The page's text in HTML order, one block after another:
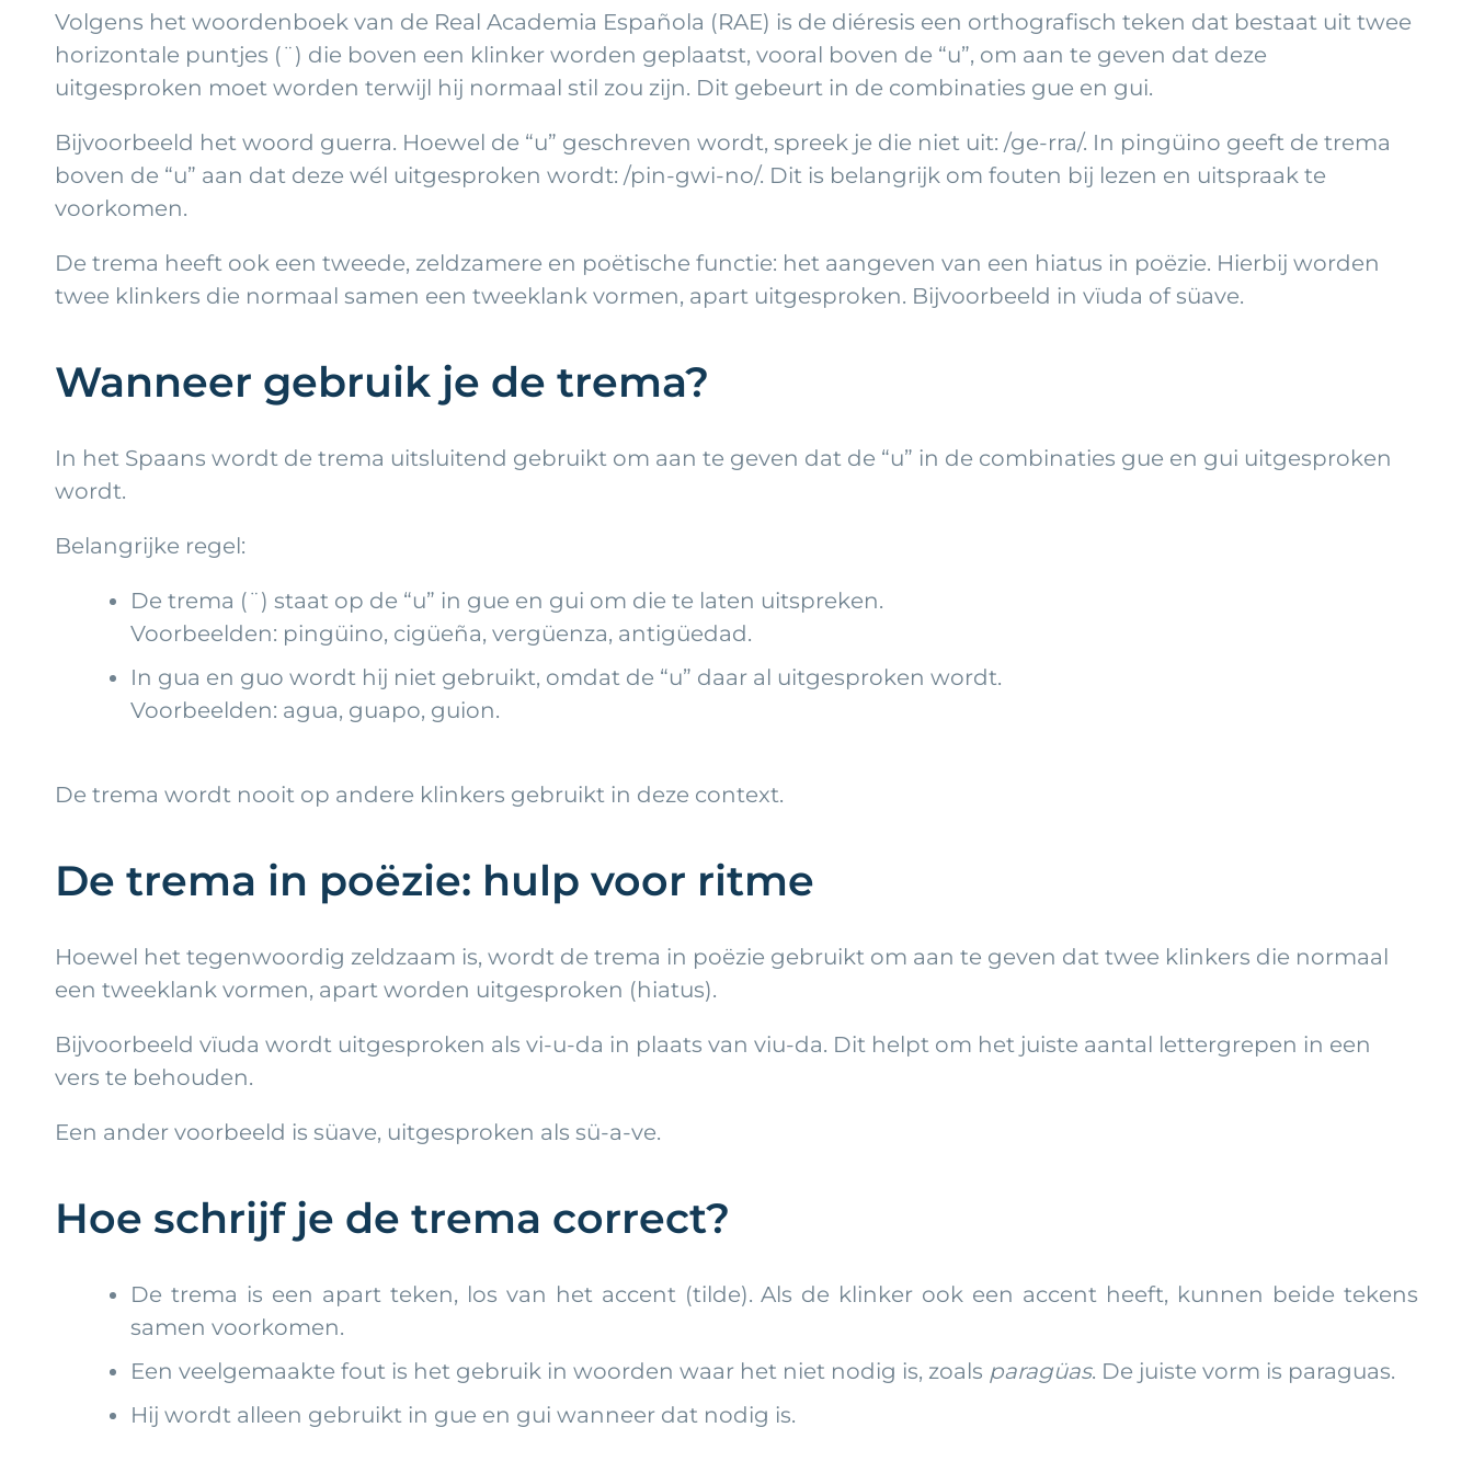
Volgens het woordenboek van de Real Academia Española (RAE) is de diéresis een orthografisch teken dat bestaat uit twee
horizontale puntjes (¨) die boven een klinker worden geplaatst, vooral boven de “u”, om aan te geven dat deze
uitgesproken moet worden terwijl hij normaal stil zou zijn. Dit gebeurt in de combinaties gue en gui.
Bijvoorbeeld het woord guerra. Hoewel de “u” geschreven wordt, spreek je die niet uit: /ge-rra/. In pingüino geeft de trema
boven de “u” aan dat deze wél uitgesproken wordt: /pin-gwi-no/. Dit is belangrijk om fouten bij lezen en uitspraak te
voorkomen.
De trema heeft ook een tweede, zeldzamere en poëtische functie: het aangeven van een hiatus in poëzie. Hierbij worden
twee klinkers die normaal samen een tweeklank vormen, apart uitgesproken. Bijvoorbeeld in vïuda of süave.
Wanneer gebruik je de trema?
In het Spaans wordt de trema uitsluitend gebruikt om aan te geven dat de “u” in de combinaties gue en gui uitgesproken
wordt.
Belangrijke regel:
De trema (¨) staat op de “u” in gue en gui om die te laten uitspreken.
Voorbeelden: pingüino, cigüeña, vergüenza, antigüedad.
In gua en guo wordt hij niet gebruikt, omdat de “u” daar al uitgesproken wordt.
Voorbeelden: agua, guapo, guion.
De trema wordt nooit op andere klinkers gebruikt in deze context.
De trema in poëzie: hulp voor ritme
Hoewel het tegenwoordig zeldzaam is, wordt de trema in poëzie gebruikt om aan te geven dat twee klinkers die normaal
een tweeklank vormen, apart worden uitgesproken (hiatus).
Bijvoorbeeld vïuda wordt uitgesproken als vi-u-da in plaats van viu-da. Dit helpt om het juiste aantal lettergrepen in een
vers te behouden.
Een ander voorbeeld is süave, uitgesproken als sü-a-ve.
Hoe schrijf je de trema correct?
De trema is een apart teken, los van het accent (tilde). Als de klinker ook een accent heeft, kunnen beide tekens
samen voorkomen.
Een veelgemaakte fout is het gebruik in woorden waar het niet nodig is, zoals paragüas. De juiste vorm is paraguas.
Hij wordt alleen gebruikt in gue en gui wanneer dat nodig is.